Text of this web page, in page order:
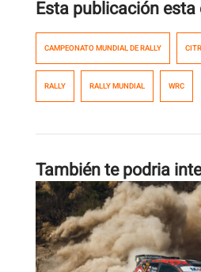
Esta publicación
CAMPEONATO MUNDIAL DE RALLY
RALLY RALLY MUNDIAL WRC
También te podria